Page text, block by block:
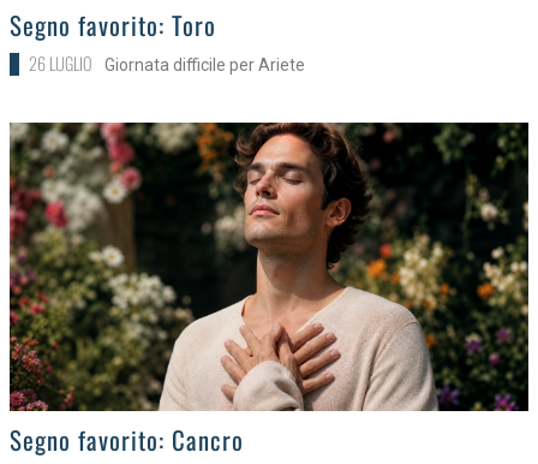
>
Segno favorito: Toro
26 LUGLIO Giornata difficile per Ariete
>
Segno favorito: Cancro